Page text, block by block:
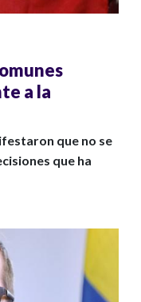
a la
que no se
que ha